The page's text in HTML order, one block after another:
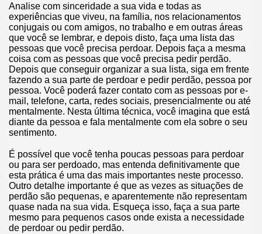
Analise com sinceridade a sua vida e todas as
experiências que viveu, na família, nos relacionamentos
conjugais ou com amigos, no trabalho e em outras áreas
que você se lembrar, e depois disto, faça uma lista das
pessoas que você precisa perdoar. Depois faça a mesma
coisa com as pessoas que você precisa pedir perdão.
Depois que conseguir organizar a sua lista, siga em frente
fazendo a sua parte de perdoar e pedir perdão, pessoa por
pessoa. Você poderá fazer contato com as pessoas por e-
mail, telefone, carta, redes sociais, presencialmente ou até
mentalmente. Nesta última técnica, você imagina que está
diante da pessoa e fala mentalmente com ela sobre o seu
sentimento.
É possível que você tenha poucas pessoas para perdoar
ou para ser perdoado, mas entenda definitivamente que
esta prática é uma das mais importantes neste processo.
Outro detalhe importante é que as vezes as situações de
perdão são pequenas, e aparentemente não representam
quase nada na sua vida. Esqueça isso, faça a sua parte
mesmo para pequenos casos onde exista a necessidade
de perdoar ou pedir perdão.